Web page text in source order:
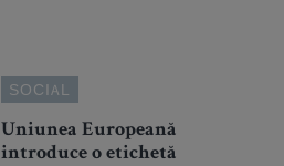
SOCIAL
Uniunea Europeană
introduce o etichetă